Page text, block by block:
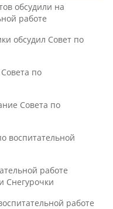
обсудили на
работе
обсудил Совет по
по
Совета по
воспитательной
работе
Снегурочки
работе